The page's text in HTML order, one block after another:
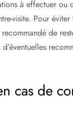
à effectuer ou
visite. Pour
de
cas de